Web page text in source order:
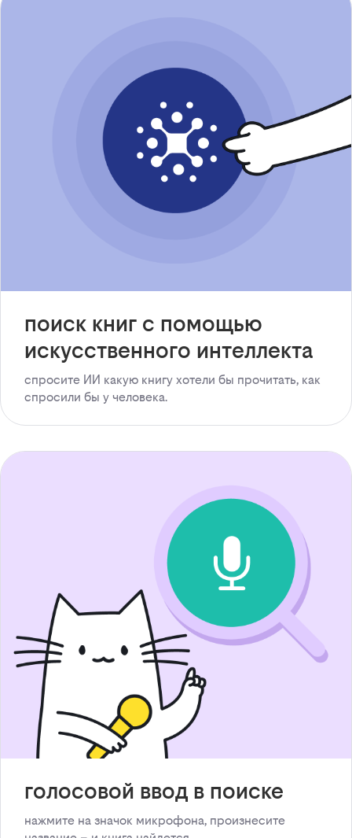
поиск книг с помощью
искусственного интеллекта
спросите ИИ какую книгу хотели бы прочитать, как
спросили бы у человека.
голосовой ввод в поиске
нажмите на значок микрофона, произнесите